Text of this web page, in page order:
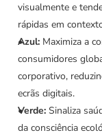
visualmente e
rápidas em
Azul: Maximiza a
consumidores
corporativo,
ecrãs digitais.
Verde: Sinaliza
da consciência